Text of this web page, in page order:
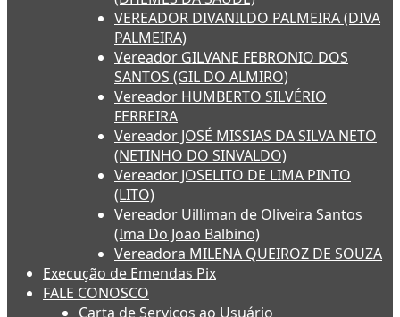
VEREADOR DIVANILDO PALMEIRA (DIVA
PALMEIRA)
Vereador GILVANE FEBRONIO DOS
SANTOS (GIL DO ALMIRO)
Vereador HUMBERTO SILVÉRIO
FERREIRA
Vereador JOSÉ MISSIAS DA SILVA NETO
(NETINHO DO SINVALDO)
Vereador JOSELITO DE LIMA PINTO
(LITO)
Vereador Uilliman de Oliveira Santos
(Ima Do Joao Balbino)
Vereadora MILENA QUEIROZ DE SOUZA
Execução de Emendas Pix
FALE CONOSCO
Carta de Serviços ao Usuário